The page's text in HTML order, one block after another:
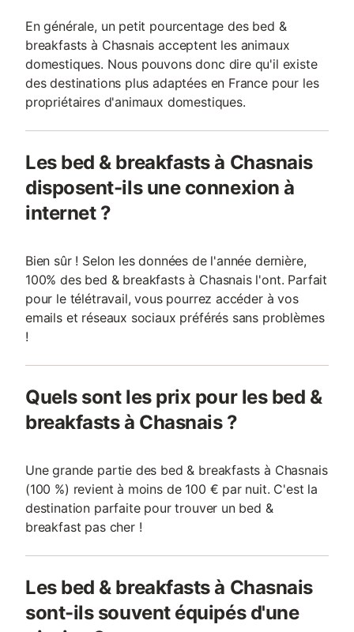
En générale, un petit pourcentage des bed &
breakfasts à Chasnais acceptent les animaux
domestiques. Nous pouvons donc dire qu'il existe
des destinations plus adaptées en France pour les
propriétaires d'animaux domestiques.
Les bed & breakfasts à Chasnais
disposent-ils une connexion à
internet ?
Bien sûr ! Selon les données de l'année dernière,
100% des bed & breakfasts à Chasnais l'ont. Parfait
pour le télétravail, vous pourrez accéder à vos
emails et réseaux sociaux préférés sans problèmes
!
Quels sont les prix pour les bed &
breakfasts à Chasnais ?
Une grande partie des bed & breakfasts à Chasnais
(100 %) revient à moins de 100 € par nuit. C'est la
destination parfaite pour trouver un bed &
breakfast pas cher !
Les bed & breakfasts à Chasnais
sont-ils souvent équipés d'une